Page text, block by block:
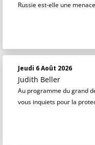
Russie est-elle une
Jeudi 6 Août 2026
Judith Beller
Au programme du grand
vous inquiets pour la